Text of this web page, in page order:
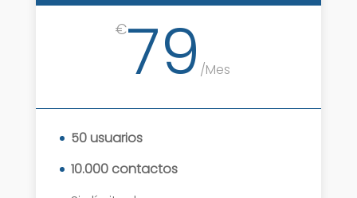
€79 /Mes
50 usuarios
10.000 contactos